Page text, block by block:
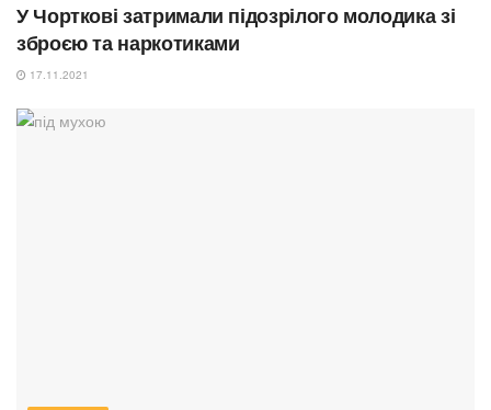
У Чорткові затримали підозрілого молодика зі
зброєю та наркотиками
17.11.2021